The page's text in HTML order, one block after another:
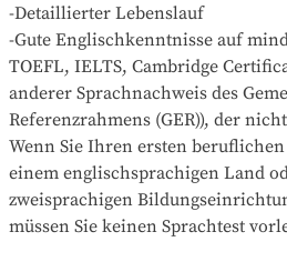
-Detaillierter Lebenslauf
-Gute Englischkenntnisse auf
TOEFL, IELTS, Cambridge
anderer Sprachnachweis des
Referenzrahmens (GER)), der
Wenn Sie Ihren ersten
einem englischsprachigen Land
zweisprachigen
müssen Sie keinen Sprachtest